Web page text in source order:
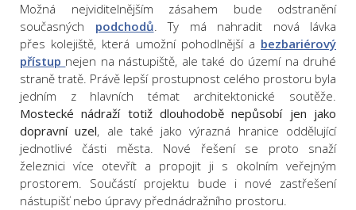
Možná nejviditelnějším zásahem bude odstranění
současných podchodů. Ty má nahradit nová lávka
přes kolejiště, která umožní pohodlnější a bezbariérový
přístup nejen na nástupiště, ale také do území na druhé
straně tratě. Právě lepší prostupnost celého prostoru byla
jedním z hlavních témat architektonické soutěže.
Mostecké nádraží totiž dlouhodobě nepůsobí jen jako
dopravní uzel, ale také jako výrazná hranice oddělující
jednotlivé části města. Nové řešení se proto snaží
železnici více otevřít a propojit ji s okolním veřejným
prostorem. Součástí projektu bude i nové zastřešení
nástupišť nebo úpravy přednádražního prostoru.